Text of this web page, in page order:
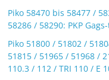
Piko 58470 bis 58477 /
58286 / 58290: PKP
Piko 51800 / 51802 /
51815 / 51965 / 51968 /
110.3 / 112 / TRI 110 / E